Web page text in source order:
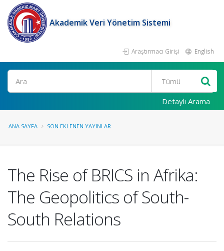
Akademik Veri Yönetim Sistemi
Araştırmacı Girişi English
Ara
Detaylı Arama
ANA SAYFA SON EKLENEN YAYINLAR
The Rise of BRICS in Afrika:
The Geopolitics of South-
South Relations